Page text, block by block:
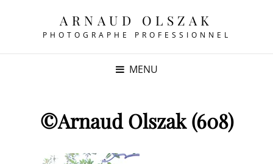
ARNAUD OLSZAK
PHOTOGRAPHE PROFESSIONNEL
MENU
©Arnaud Olszak (608)